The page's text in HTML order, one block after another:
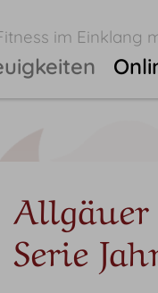
im Einklang
Serie